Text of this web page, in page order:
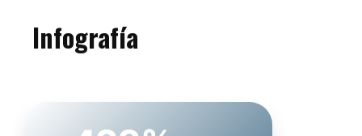
Infografía